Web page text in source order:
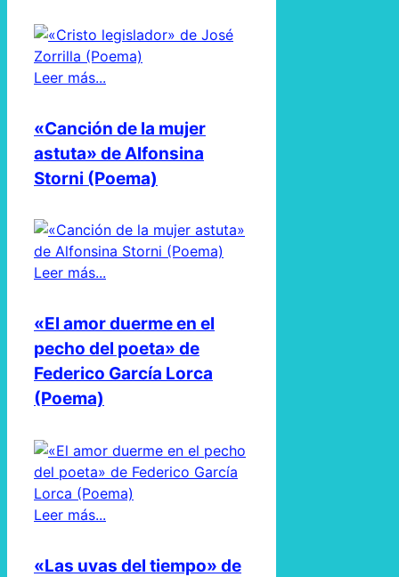
Leer más...
«Canción de la mujer
astuta» de Alfonsina
Storni (Poema)
Leer más...
«El amor duerme en el
pecho del poeta» de
Federico García Lorca
(Poema)
Leer más...
«Las uvas del tiempo» de